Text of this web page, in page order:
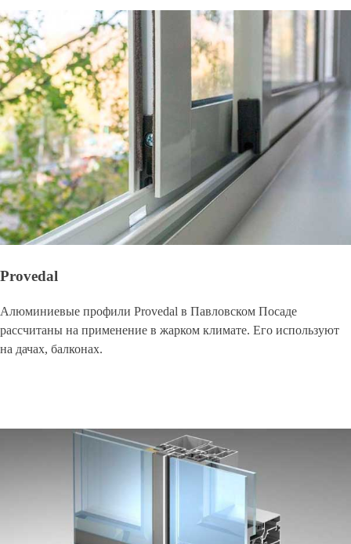
Provedal
Алюминиевые профили Provedal в Павловском Посаде
рассчитаны на применение в жарком климате. Его используют
на дачах, балконах.